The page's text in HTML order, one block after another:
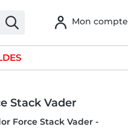
Mon compte
Stack Vader
Force Stack Vader -